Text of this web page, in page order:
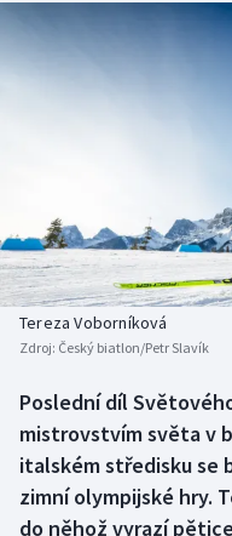
Cyklistika
DALŠÍ SPORTY
Basketbal
Biatlon
Box
Curling
Historické návraty
Aplikace ČT sport
Tereza Voborníková
Zdroj: Český biatlon/Petr Slavík
Poslední díl
mistrovstvím světa v
italském středisku se
zimní olympijské hry.
do něhož vyrazí